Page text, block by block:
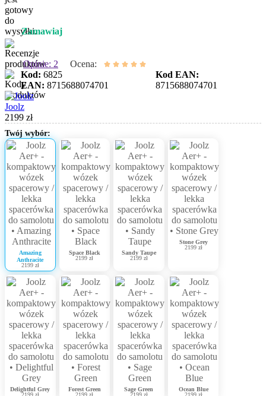
Zamawiaj
Opinie: 2
Ocena:
Kod: 6825
EAN: 8715688074701
Kod EAN:
8715688074701
Joolz
2199 zł
Twój wybór:
Amazing
Anthracite
2199 zł
Space Black
2199 zł
Sandy Taupe
2199 zł
Stone Grey
2199 zł
Delightful Grey
2199 zł
Forest Green
2199 zł
Sage Green
2199 zł
Ocean Blue
2199 zł